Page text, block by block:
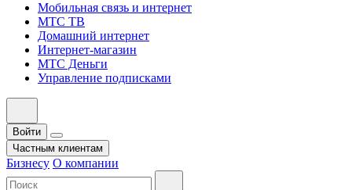
Мобильная связь и интернет
МТС ТВ
Домашний интернет
Интернет-магазин
МТС Деньги
Управление подписками
Войти
Частным клиентам
Бизнесу О компании